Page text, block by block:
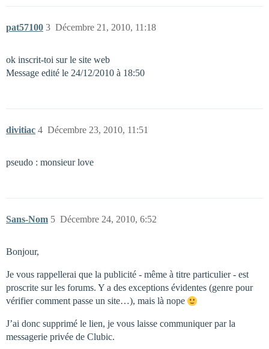
pat57100 Décembre 21, 2010, 11:18
3
ok inscrit-toi sur le site web
Message edité le 24/12/2010 à 18:50
divitiac Décembre 23, 2010, 11:51
4
pseudo : monsieur love
Sans-Nom Décembre 24, 2010, 6:52
5
Bonjour,
Je vous rappellerai que la publicité - même à titre particulier - est
proscrite sur les forums. Y a des exceptions évidentes (genre pour
vérifier comment passe un site…), mais là nope
J’ai donc supprimé le lien, je vous laisse communiquer par la
messagerie privée de Clubic.